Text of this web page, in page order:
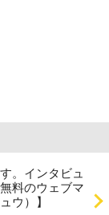
。インタビュ
料のウェブマ
ウ）】